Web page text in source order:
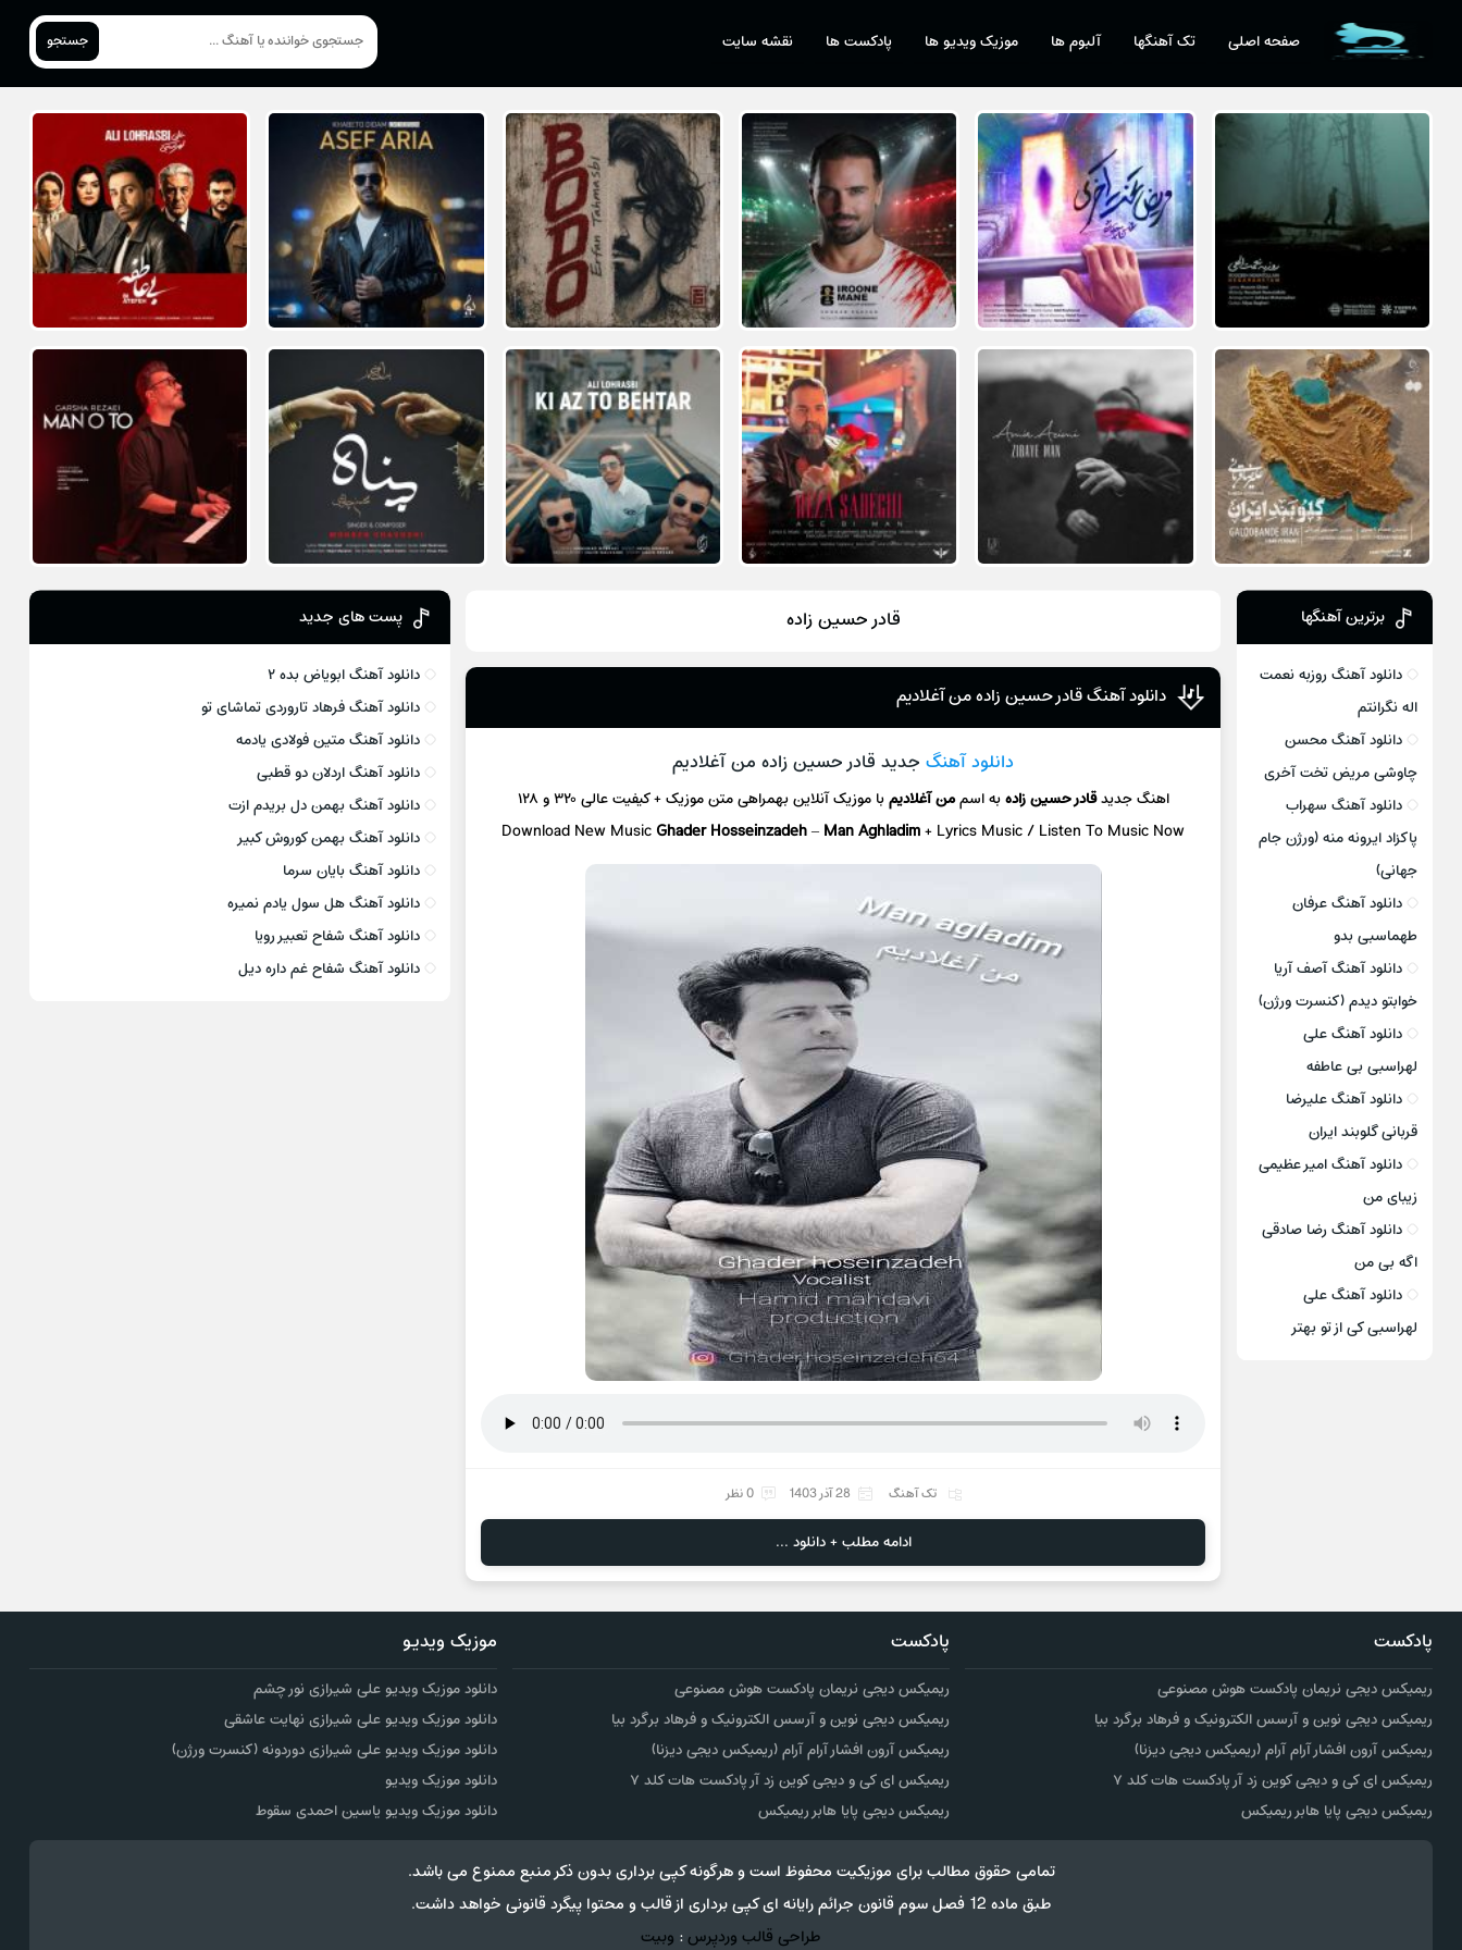
صفحه اصلی تک آهنگها آلبوم ها موزیک ویدیو ها پادکست ها نقشه سایت جستجو
قادر حسین زاده
دانلود آهنگ قادر حسین زاده من آغلادیم
دانلود آهنگجدید قادر حسین زاده من آغلادیم
اهنگ جدیدقادر حسین زادهبه اسممن آغلادیمبا موزیک آنلاینبهمراهی متن موزیک + کیفیت عالی ۳۲۰ و ۱۲۸
Download New Music Ghader Hosseinzadeh– Man Aghladim+ Lyrics Music / Listen To Music Now
تک آهنگ 28 آذر 1403 0 نظر
ادامه مطلب + دانلود ...
برترین آهنگها
دانلود آهنگ روزبه نعمت
اله نگرانتم
دانلود آهنگ محسن
چاوشی مریض تخت آخری
دانلود آهنگ سهراب
پاکزاد ایرونه منه (ورژن جام
جهانی)
دانلود آهنگ عرفان
طهماسبی بدو
دانلود آهنگ آصف آریا
خوابتو دیدم (کنسرت ورژن)
دانلود آهنگ علی
لهراسبی بی عاطفه
دانلود آهنگ علیرضا
قربانی گلوبند ایران
دانلود آهنگ امیر عظیمی
زیبای من
دانلود آهنگ رضا صادقی
اگه بی من
دانلود آهنگ علی
لهراسبی کی از تو ‌بهتر
پست های جدید
دانلود آهنگ ابویاض بده ۲
دانلود آهنگ فرهاد تاروردی تماشای تو
دانلود آهنگ متین فولادی یادمه
دانلود آهنگ اردلان دو قطبی
دانلود آهنگ بهمن دل بریدم ازت
دانلود آهنگ بهمن کوروش کبیر
دانلود آهنگ بایان سرما
دانلود آهنگ هل سول یادم نمیره
دانلود آهنگ شفاح تعبیر رویا
دانلود آهنگ شفاح غم داره دیل
پادکست
ریمیکس دیجی نریمان پادکست هوش مصنوعی
ریمیکس دیجی نوین و آرسس الکترونیک و فرهاد برگرد بیا
ریمیکس آرون افشار آرام آرام (ریمیکس دیجی دیزنا)
ریمیکس ای کی و دیجی کوین زد آر پادکست هات کلد ۷
ریمیکس دیجی پایا هابر ریمیکس
پادکست
ریمیکس دیجی نریمان پادکست هوش مصنوعی
ریمیکس دیجی نوین و آرسس الکترونیک و فرهاد برگرد بیا
ریمیکس آرون افشار آرام آرام (ریمیکس دیجی دیزنا)
ریمیکس ای کی و دیجی کوین زد آر پادکست هات کلد ۷
ریمیکس دیجی پایا هابر ریمیکس
موزیک ویدیو
دانلود موزیک ویدیو علی شیرازی نور چشم
دانلود موزیک ویدیو علی شیرازی نهایت عاشقی
دانلود موزیک ویدیو علی شیرازی دوردونه (کنسرت ورژن)
دانلود موزیک ویدیو
دانلود موزیک ویدیو یاسین احمدی سقوط
تمامی حقوق مطالب برای موزیکیت محفوظ است و هرگونه کپی برداری بدون ذکر منبع ممنوع می باشد.
طبق ماده 12 فصل سوم قانون جرائم رایانه ای کپی برداری از قالب و محتوا پیگرد قانونی خواهد داشت.
طراحی قالب وردپرس: وبیت